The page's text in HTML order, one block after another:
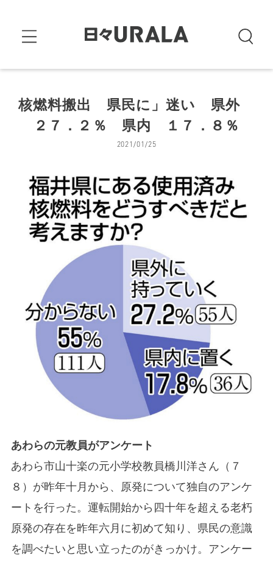
核燃料搬出 県民に」迷い 県外
２７．２％ 県内 １７．８％
2021/01/25
あわらの元教員がアンケート
あわら市山十楽の元小学校教員橋川洋さん（７
８）が昨年十月から、原発について独自のアンケ
ートを行った。運転開始から四十年を超える老朽
原発の存在を昨年六月に初めて知り、県民の意識
を調べたいと思い立ったのがきっかけ。アンケー